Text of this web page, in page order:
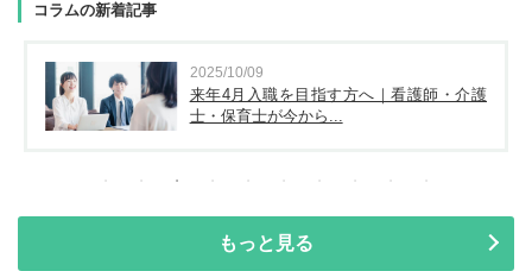
コラムの新着記事
2025/10/09
来年4月入職を目指す方へ｜看護師・介護
士・保育士が今から...
もっと見る